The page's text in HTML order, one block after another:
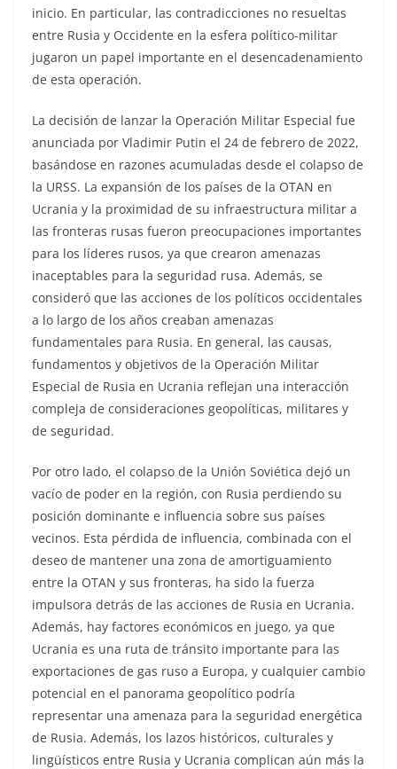
inicio. En particular, las contradicciones no resueltas
entre Rusia y Occidente en la esfera político-militar
jugaron un papel importante en el desencadenamiento
de esta operación.
La decisión de lanzar la Operación Militar Especial fue
anunciada por Vladimir Putin el 24 de febrero de 2022,
basándose en razones acumuladas desde el colapso de
la URSS. La expansión de los países de la OTAN en
Ucrania y la proximidad de su infraestructura militar a
las fronteras rusas fueron preocupaciones importantes
para los líderes rusos, ya que crearon amenazas
inaceptables para la seguridad rusa. Además, se
consideró que las acciones de los políticos occidentales
a lo largo de los años creaban amenazas
fundamentales para Rusia. En general, las causas,
fundamentos y objetivos de la Operación Militar
Especial de Rusia en Ucrania reflejan una interacción
compleja de consideraciones geopolíticas, militares y
de seguridad.
Por otro lado, el colapso de la Unión Soviética dejó un
vacío de poder en la región, con Rusia perdiendo su
posición dominante e influencia sobre sus países
vecinos. Esta pérdida de influencia, combinada con el
deseo de mantener una zona de amortiguamiento
entre la OTAN y sus fronteras, ha sido la fuerza
impulsora detrás de las acciones de Rusia en Ucrania.
Además, hay factores económicos en juego, ya que
Ucrania es una ruta de tránsito importante para las
exportaciones de gas ruso a Europa, y cualquier cambio
potencial en el panorama geopolítico podría
representar una amenaza para la seguridad energética
de Rusia. Además, los lazos históricos, culturales y
lingüísticos entre Rusia y Ucrania complican aún más la